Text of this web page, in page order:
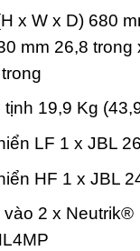
x W x D) 680
mm 26,8 trong
19,9 Kg
LF 1 x JBL
HF 1 x JBL
2 x Neutrik®